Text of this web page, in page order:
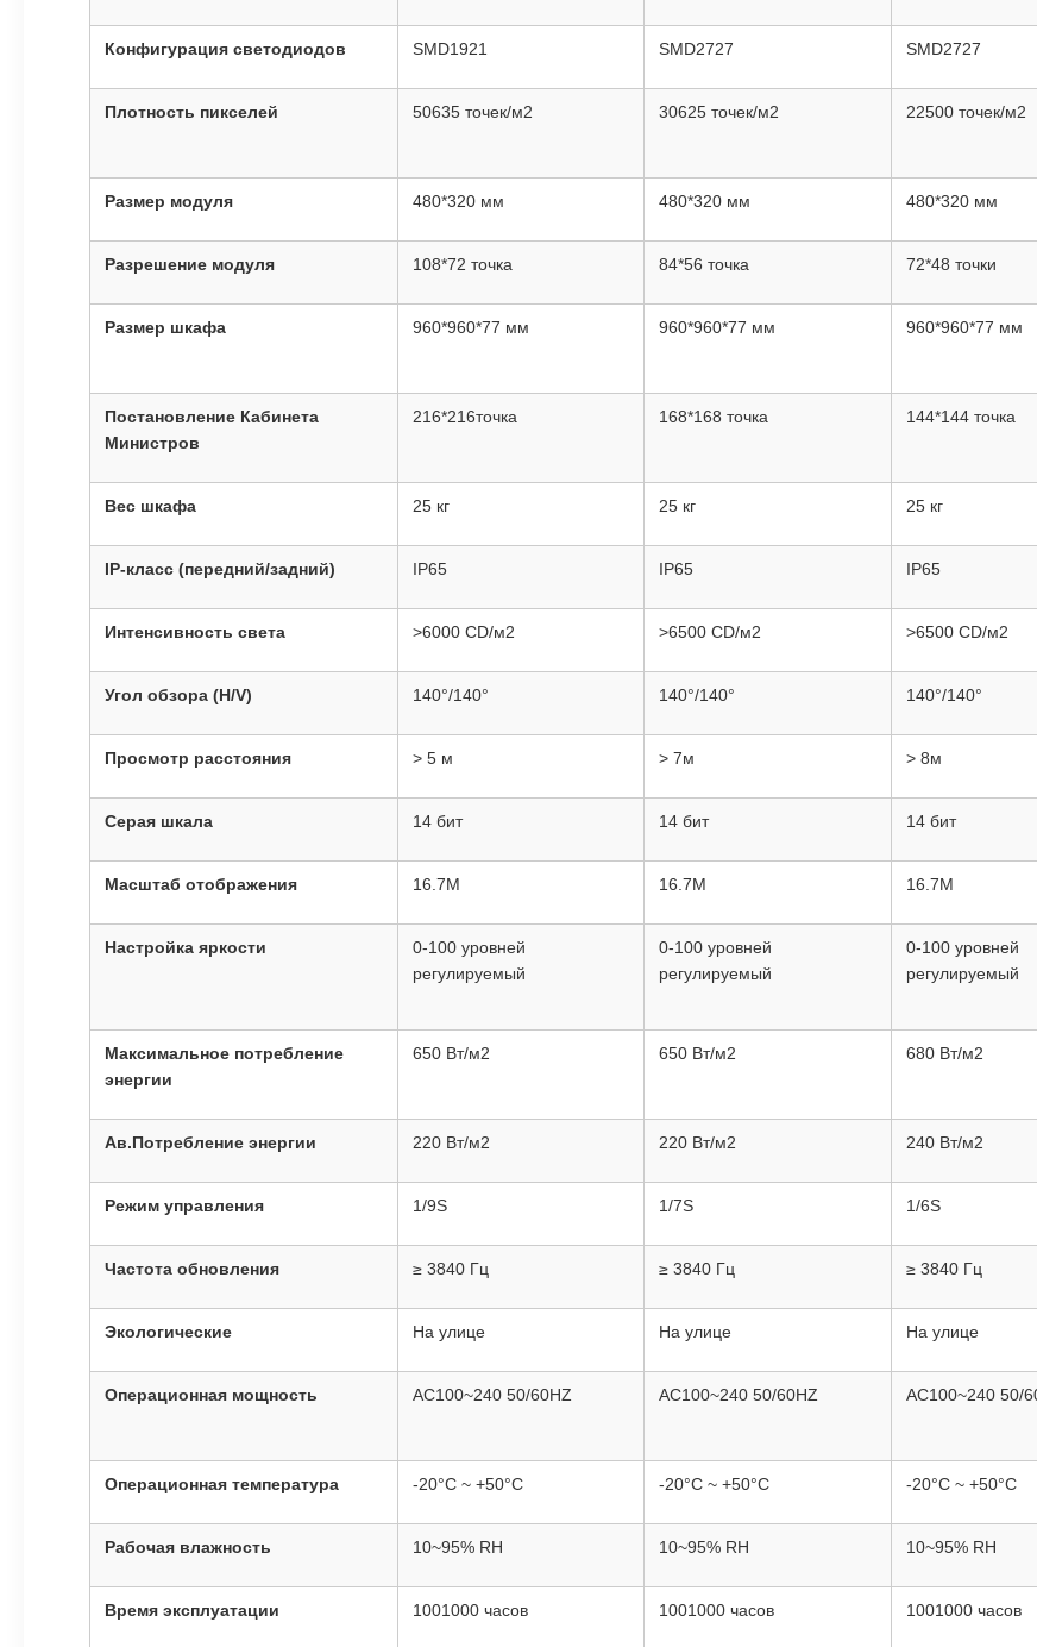
Конфигурация светодиодов SMD1921 SMD2727 SMD2727
Плотность пикселей 50635 точек/м2 30625 точек/м2 22500 точек/м2
Размер модуля 480*320 мм 480*320 мм 480*320 мм
Разрешение модуля 108*72 точка 84*56 точка 72*48 точки
Размер шкафа 960*960*77 мм 960*960*77 мм 960*960*77 мм
Постановление Кабинета
Министров
216*216точка 168*168 точка 144*144 точка
Вес шкафа 25 кг 25 кг 25 кг
IP-класс (передний/задний) IP65 IP65 IP65
Интенсивность света >6000 CD/м2 >6500 CD/м2 >6500 CD/м2
Угол обзора (H/V) 140°/140° 140°/140° 140°/140°
Просмотр расстояния > 5 м > 7м > 8м
Серая шкала 14 бит 14 бит 14 бит
Масштаб отображения 16.7M 16.7M 16.7M
Настройка яркости
0-100 уровней
регулируемый
0-100 уровней
регулируемый
0-100 уровней
регулируемый
Максимальное потребление
энергии
650 Вт/м2 650 Вт/м2 680 Вт/м2
Ав.Потребление энергии 220 Вт/м2 220 Вт/м2 240 Вт/м2
Режим управления 1/9S 1/7S 1/6S
Частота обновления ≥ 3840 Гц ≥ 3840 Гц ≥ 3840 Гц
Экологические На улице На улице На улице
Операционная мощность AC100~240 50/60HZ AC100~240 50/60HZ AC100~240 50/
Операционная температура -20°C ~ +50°C -20°C ~ +50°C -20°C ~ +50°C
Рабочая влажность 10~95% RH 10~95% RH 10~95% RH
Время эксплуатации 1001000 часов 1001000 часов 1001000 часов